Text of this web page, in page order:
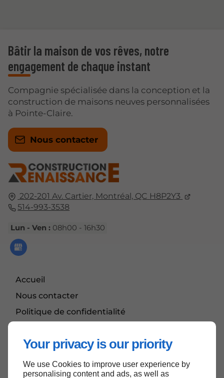
Your privacy is our priority
We use Cookies to improve user experience by
personalising content and ads, as well as
202-201 Av. Cartier, Montréal, QC H8P2Y3
514-993-3538
Lun - Ven : 08h00 - 16h30
Accueil
Nous contacter
Politique de confidentialité
Bâtir la maison de vos rêves, notre
engagement de chaque instant
Compagnie spécialisée dans la conception et la
construction de maisons neuves personnalisées
à Pointe-Claire.
Nous contacter
Haut de page